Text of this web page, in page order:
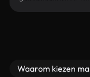
Waarom kiezen